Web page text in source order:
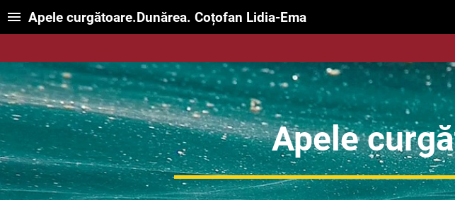
Apele curgătoare.Dunărea. Coțofan Lidia-Ema
Apele